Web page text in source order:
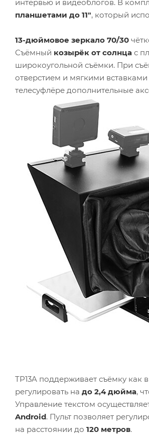
интервью и видеоблогов. В
планшетами до 11", который
13-дюймовое зеркало 70/30
Съёмный козырёк от солнца с
широкоугольной съёмки. При
отверстием и мягкими
телесуфлёре дополнительные
TP13A поддерживает съёмку как в
регулировать на до 2,4 дюйма,
Управление текстом
Android. Пульт позволяет
на расстоянии до 120 метров.